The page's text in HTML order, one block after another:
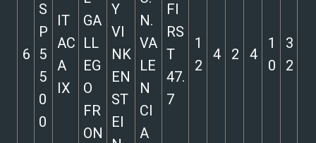
6
S
P
5
5
0
0
IT
AC
A
IX
GA
LL
EG
O
FR
ON
Y
VI
NK
EN
ST
EI
N.
VA
LE
N
CI
A
FI
RS
T
47.
7
1
2
4 2 4
1
0
3
2